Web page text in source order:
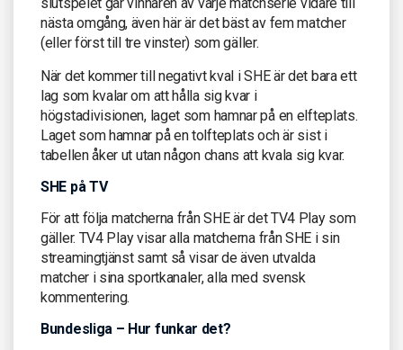
nästa omgång, även här är det bäst av fem matcher
(eller först till tre vinster) som gäller.
När det kommer till negativt kval i SHE är det bara ett
lag som kvalar om att hålla sig kvar i
högstadivisionen, laget som hamnar på en elfteplats.
Laget som hamnar på en tolfteplats och är sist i
tabellen åker ut utan någon chans att kvala sig kvar.
SHE på TV
För att följa matcherna från SHE är det TV4 Play som
gäller. TV4 Play visar alla matcherna från SHE i sin
streamingtjänst samt så visar de även utvalda
matcher i sina sportkanaler, alla med svensk
kommentering.
Bundesliga – Hur funkar det?